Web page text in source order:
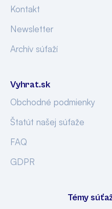
Kontakt
Newsletter
Archív súťaží
Vyhrat.sk
Obchodné podmienky
Štatút našej súťaže
FAQ
GDPR
Témy